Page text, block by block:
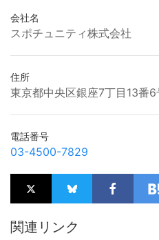
会社名
スポチュニティ株式会社
住所
東京都中央区銀座7丁目13番
電話番号
03-4500-7829
関連リンク